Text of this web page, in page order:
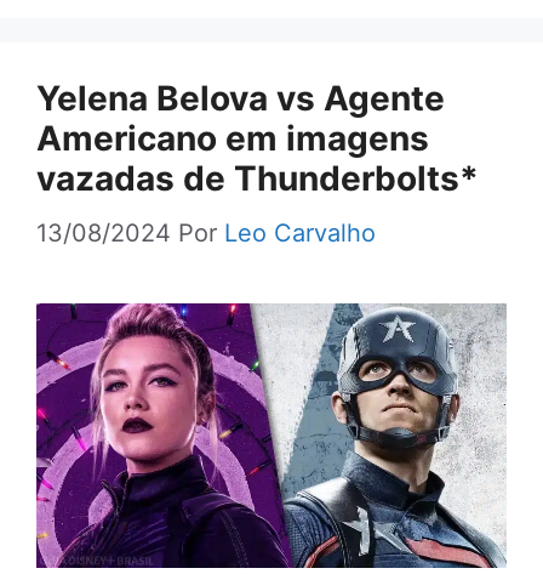
Yelena Belova vs Agente
Americano em imagens
vazadas de Thunderbolts*
13/08/2024 Por Leo Carvalho